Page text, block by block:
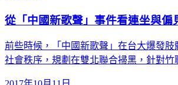
從「中國新歌聲」事件看連坐與偏
前些時候，「中國新歌聲」在台大爆發
社會秩序，規劃在雙北聯合掃黑，針對